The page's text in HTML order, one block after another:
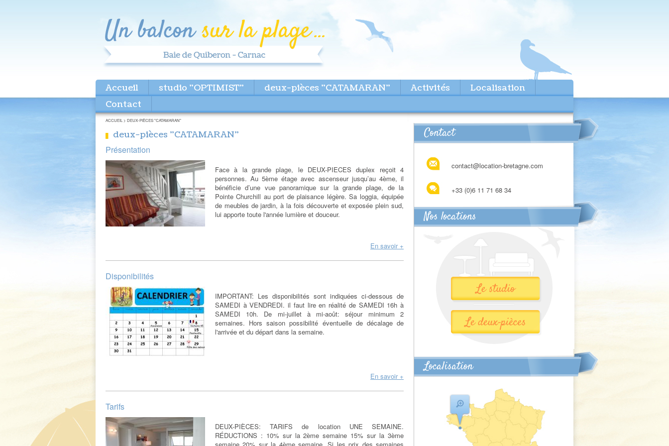
Accueil studio "OPTIMIST" deux-pièces "CATAMARAN" Activités
Localisation
Contact
ACCUEIL > DEUX-PIÈCES "CATAMARAN"
deux-pièces "CATAMARAN"
Présentation
Face à la grande plage, le DEUX-PIECES duplex reçoit 4
personnes. Au 5ème étage avec ascenseur jusqu’au 4ème, il
bénéficie d’une vue panoramique sur la grande plage, de la
Pointe Churchill au port de plaisance légère. Sa loggia, équipée
de meubles de jardin, à la fois découverte et exposée plein sud,
lui apporte toute l'année lumière et douceur.
En savoir +
Disponibilités
IMPORTANT: Les disponibilités sont indiquées ci-dessous de
SAMEDI à VENDREDI. il faut lire en réalité de SAMEDI 16h à
SAMEDI 10h. De mi-juillet à mi-août: séjour minimum 2
semaines. Hors saison possibilité éventuelle de décalage de
l'arrivée et du départ dans la semaine.
En savoir +
Tarifs
DEUX-PIÈCES: TARIFS de location UNE SEMAINE.
RÉDUCTIONS : 10% sur la 2ème semaine 15% sur la 3ème
Contact
contact@location-bretagne.com
+33 (0)6 11 71 68 34
Nos locations
Localisation